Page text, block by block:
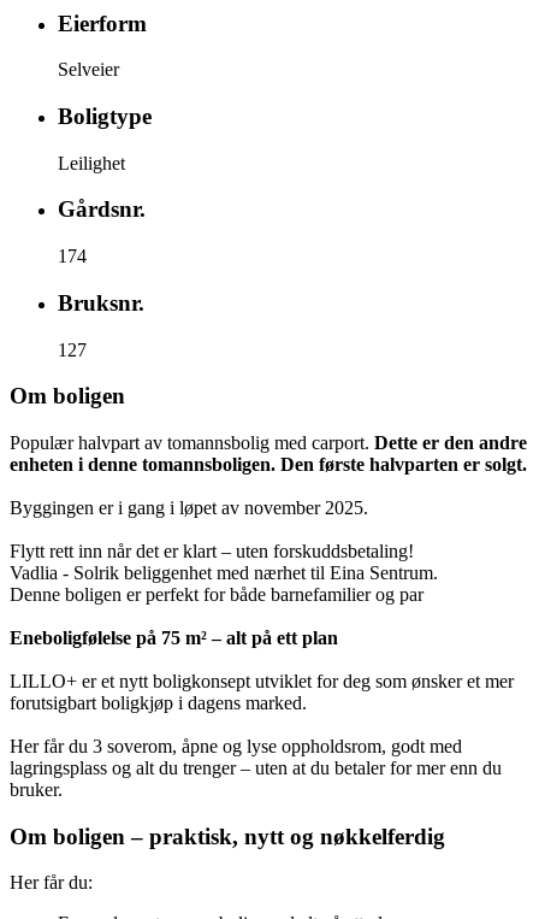
Eierform
Selveier
Boligtype
Leilighet
Gårdsnr.
174
Bruksnr.
127
Om boligen
Populær halvpart av tomannsbolig med carport. Dette er den andre
enheten i denne tomannsboligen. Den første halvparten er solgt.
Byggingen er i gang i løpet av november 2025.
Flytt rett inn når det er klart – uten forskuddsbetaling!
Vadlia - Solrik beliggenhet med nærhet til Eina Sentrum.
Denne boligen er perfekt for både barnefamilier og par
Eneboligfølelse på 75 m² – alt på ett plan
LILLO+ er et nytt boligkonsept utviklet for deg som ønsker et mer
forutsigbart boligkjøp i dagens marked.
Her får du 3 soverom, åpne og lyse oppholdsrom, godt med
lagringsplass og alt du trenger – uten at du betaler for mer enn du
bruker.
Om boligen – praktisk, nytt og nøkkelferdig
Her får du: